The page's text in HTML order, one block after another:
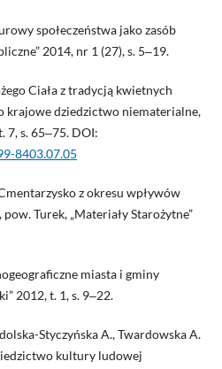
społeczeństwa jako zasób
2014, nr 1 (27), s. 5‒19.
Ciała z tradycją kwietnych
krajowe dziedzictwo niematerialne,
7, s. 65‒75. DOI:
8403.07.05
z okresu wpływów
Turek, „Materiały Starożytne”
miasta i gminy
2012, t. 1, s. 9‒22.
Styczyńska A., Twardowska A.
kultury ludowej